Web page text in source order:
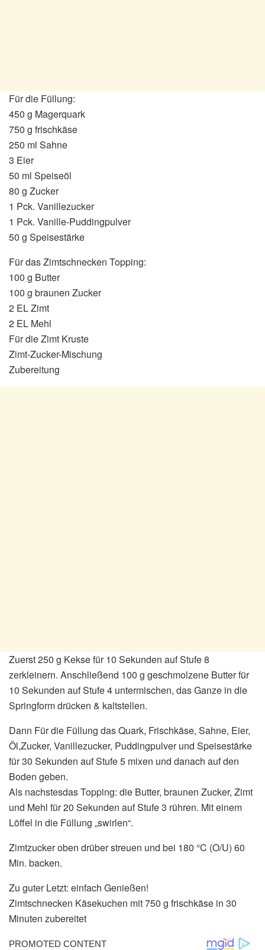
Für die Füllung:
450 g Magerquark
750 g frischkäse
250 ml Sahne
3 Eier
50 ml Speiseöl
80 g Zucker
1 Pck. Vanillezucker
1 Pck. Vanille-Puddingpulver
50 g Speisestärke
Für das Zimtschnecken Topping:
100 g Butter
100 g braunen Zucker
2 EL Zimt
2 EL Mehl
Für die Zimt Kruste
Zimt-Zucker-Mischung
Zubereitung
Zuerst 250 g Kekse für 10 Sekunden auf Stufe 8
zerkleinern. Anschließend 100 g geschmolzene Butter für
10 Sekunden auf Stufe 4 untermischen, das Ganze in die
Springform drücken & kaltstellen.
Dann Für die Füllung das Quark, Frischkäse, Sahne, Eier,
Öl,Zucker, Vanillezucker, Puddingpulver und Speisestärke
für 30 Sekunden auf Stufe 5 mixen und danach auf den
Boden geben.
Als nachstesdas Topping: die Butter, braunen Zucker, Zimt
und Mehl für 20 Sekunden auf Stufe 3 rühren. Mit einem
Löffel in die Füllung „swirlen“.
Zimtzucker oben drüber streuen und bei 180 °C (O/U) 60
Min. backen.
Zu guter Letzt: einfach Genießen!
Zimtschnecken Käsekuchen mit 750 g frischkäse in 30
Minuten zubereitet